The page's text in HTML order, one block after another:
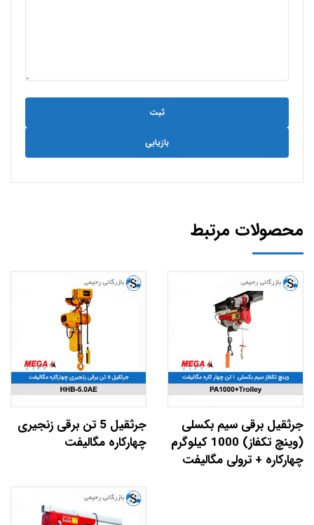
بازیابی
محصولات مرتبط
جرثقیل برقی سیم بکسلی
(وینچ تکفاز) 1000 کیلوگرم
چهارکاره + ترولی مگالیفت
جرثقیل 5 تن برقی زنجیری
چهارکاره مگالیفت